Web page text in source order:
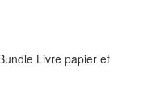
Livre papier et